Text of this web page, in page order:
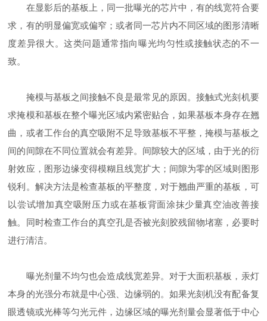
在显影后的基板上，同一批曝光的芯片中，有的线宽符合要
求，有的明显偏宽或偏窄；或者同一芯片内不同区域的图形清晰
度差异很大。这类问题通常指向曝光均匀性或接触状态的不一
致。
掩模与基板之间接触不良是最常见的原因。接触式光刻机要
求掩模和基板在整个曝光区域内紧密贴合，如果基板本身存在翘
曲，或者工作台的真空吸附不足导致基板不平整，掩模与基板之
间的间隙在不同位置就会有差异。间隙较大的区域，由于光的衍
射效应，图形边缘变得模糊且线宽扩大；间隙为零的区域则图形
锐利。解决方法是检查基板的平整度，对于翘曲严重的基板，可
以尝试增加真空吸附压力或在基板背面涂抹少量真空油改善接
触。同时检查工作台的真空孔是否被光刻胶残留物堵塞，必要时
进行清洁。
曝光剂量不均匀也会造成线宽差异。对于大面积基板，汞灯
本身的光强分布就是中心强、边缘弱的。如果光刻机没有配备复
眼透镜或光棒等匀光元件，边缘区域的曝光剂量会显著低于中心